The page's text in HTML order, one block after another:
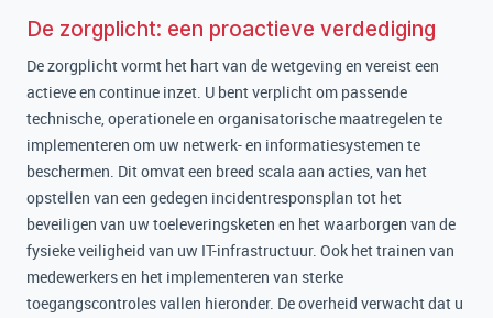
De zorgplicht: een proactieve verdediging
De zorgplicht vormt het hart van de wetgeving en vereist een
actieve en continue inzet. U bent verplicht om passende
technische, operationele en organisatorische maatregelen te
implementeren om uw netwerk- en informatiesystemen te
beschermen. Dit omvat een breed scala aan acties, van het
opstellen van een gedegen incidentresponsplan tot het
beveiligen van uw toeleveringsketen en het waarborgen van de
fysieke veiligheid van uw IT-infrastructuur. Ook het trainen van
medewerkers en het implementeren van sterke
toegangscontroles vallen hieronder. De overheid verwacht dat u